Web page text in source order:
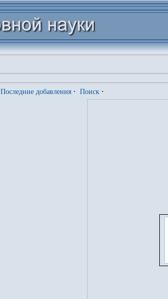
Последние добавления · Поиск ·